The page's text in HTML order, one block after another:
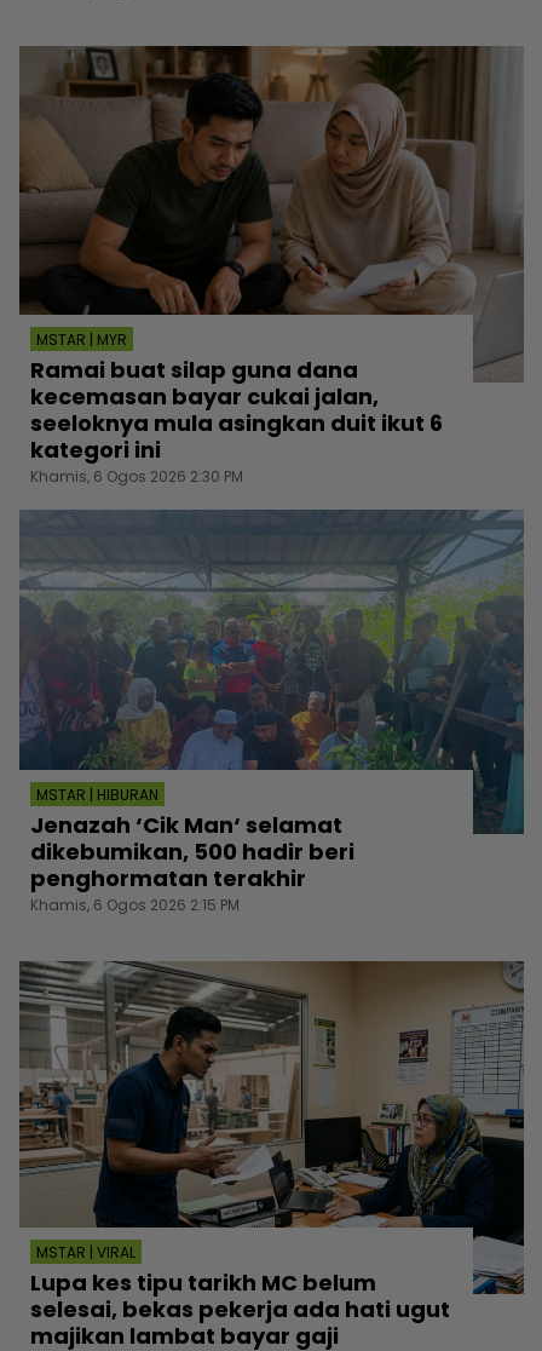
MSTAR | MYR
Ramai buat silap guna dana
kecemasan bayar cukai jalan,
seeloknya mula asingkan duit ikut 6
kategori ini
Khamis, 6 Ogos 2026 2:30 PM
MSTAR | HIBURAN
Jenazah ‘Cik Man‘ selamat
dikebumikan, 500 hadir beri
penghormatan terakhir
Khamis, 6 Ogos 2026 2:15 PM
MSTAR | VIRAL
Lupa kes tipu tarikh MC belum
selesai, bekas pekerja ada hati ugut
majikan lambat bayar gaji